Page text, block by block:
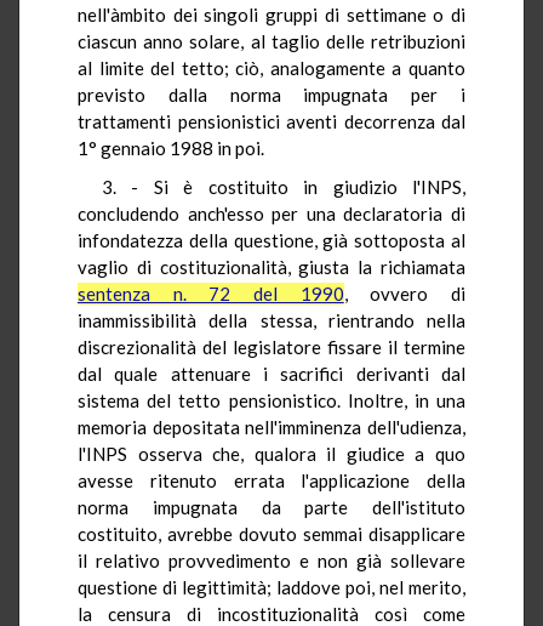
nell'àmbito dei singoli gruppi di settimane o di
ciascun anno solare, al taglio delle retribuzioni
al limite del tetto; ciò, analogamente a quanto
previsto dalla norma impugnata per i
trattamenti pensionistici aventi decorrenza dal
1° gennaio 1988 in poi.
3. - Si è costituito in giudizio l'INPS,
concludendo anch'esso per una declaratoria di
infondatezza della questione, già sottoposta al
vaglio di costituzionalità, giusta la richiamata
sentenza n. 72 del 1990, ovvero di
inammissibilità della stessa, rientrando nella
discrezionalità del legislatore fissare il termine
dal quale attenuare i sacrifici derivanti dal
sistema del tetto pensionistico. Inoltre, in una
memoria depositata nell'imminenza dell'udienza,
l'INPS osserva che, qualora il giudice a quo
avesse ritenuto errata l'applicazione della
norma impugnata da parte dell'istituto
costituito, avrebbe dovuto semmai disapplicare
il relativo provvedimento e non già sollevare
questione di legittimità; laddove poi, nel merito,
la censura di incostituzionalità così come